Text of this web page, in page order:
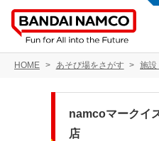
HOME あそび場をさがす 施設
namcoマークイ
店